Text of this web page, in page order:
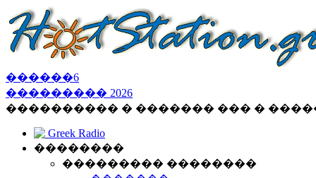
������6
��������� 2026
���������� � ������� ��� �
Greek Radio
��������
��������� ��������